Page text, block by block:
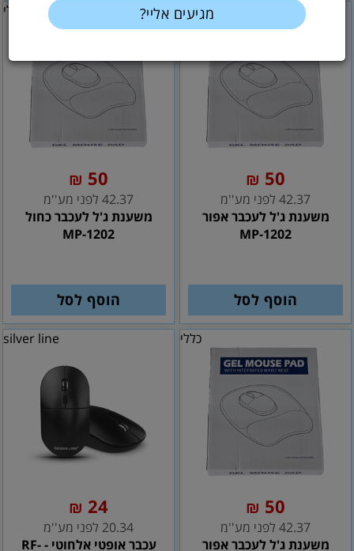
כללי
50
₪
42.37 לפני מע''מ
משענת ג'ל לעכבר אפור
MP-1202
הוסף לסל
כללי
50
₪
42.37 לפני מע''מ
משענת ג'ל לעכבר כחול
MP-1202
הוסף לסל
כללי
50
₪
42.37 לפני מע''מ
משענת ג'ל לעכבר אפור
silver line
24
₪
20.34 לפני מע''מ
עכבר אופטי אלחוטי - RF-